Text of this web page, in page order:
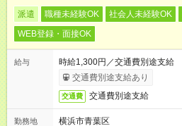
派遣 職種未経験OK 社会人未経験OK
WEB登録・面接OK
給与
時給1,300円／交通費別途支給
交通費別途支給あり
交通費 交通費別途支給
勤務地
横浜市青葉区